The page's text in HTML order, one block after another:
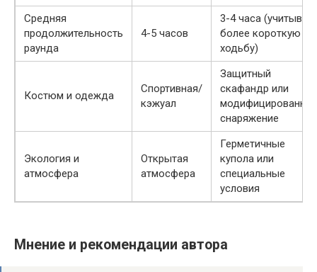
Средняя
продолжительность
раунда
4-5 часов
3-4 часа (учитывая
более короткую
ходьбу)
Костюм и одежда
Спортивная/
кэжуал
Защитный
скафандр или
модифицированное
снаряжение
Экология и
атмосфера
Открытая
атмосфера
Герметичные
купола или
специальные
условия
Мнение и рекомендации автора